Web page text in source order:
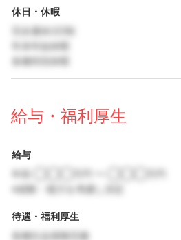
休日・休暇
完全週休2日制
年末年始休暇
各種特別休暇
給与・福利厚生
給与
※経験・能力を考慮し決定
待遇・福利厚生
各種社会保険完備